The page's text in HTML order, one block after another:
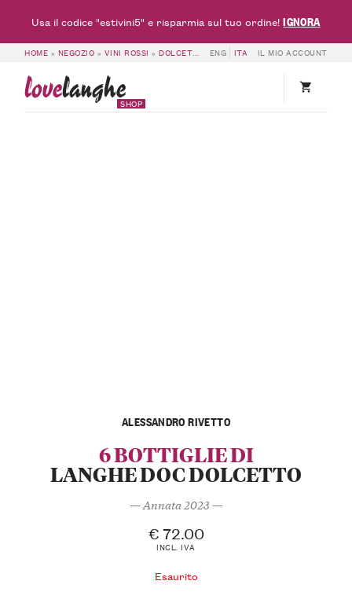
HOME » NEGOZIO » VINI ROSSI »DOLCETTO DOC & DOGLIANI DOCG »6
ENG ITA IL MIO ACCOUNT
lovelanghe
SHOP
ALESSANDRO RIVETTO
6 BOTTIGLIE DI
LANGHE DOC DOLCETTO
— Annata 2023 —
€ 72.00
INCL. IVA
Esaurito
Usa il codice "estivini5" e risparmia sul tuo ordine!IGNORA